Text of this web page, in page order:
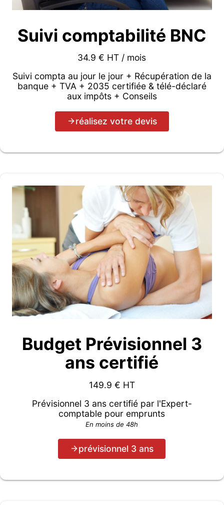
Suivi comptabilité BNC
34.9 € HT / mois
Suivi compta au jour le jour + Récupération de la
banque + TVA + 2035 certifiée & télé-déclaré
aux impôts + Conseils
réalisez votre devis
Budget Prévisionnel 3
ans certifié
149.9 € HT
Prévisionnel 3 ans certifié par l'Expert-
comptable pour emprunts
En moins de 48h
prévisionnel 3 ans